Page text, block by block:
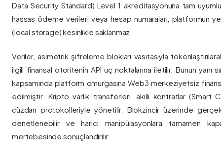
Data Security Standard) Level 1 akreditasyonuna tam
hassas ödeme verileri veya hesap numaraları, platformun
(local storage) kesinlikle saklanmaz.
Veriler, asimetrik şifreleme blokları vasıtasıyla
ilgili finansal otoritenin API uç noktalarına iletilir. Bunun yanı
kapsamında platform omurgasına Web3 merkeziyetsiz
edilmiştir. Kripto varlık transferleri, akıllı kontratlar (Smart
cüzdan protokolleriyle yönetilir. Blokzincir üzerinde
denetlenebilir ve harici manipülasyonlara tamamen
mertebesinde sonuçlandırılır.